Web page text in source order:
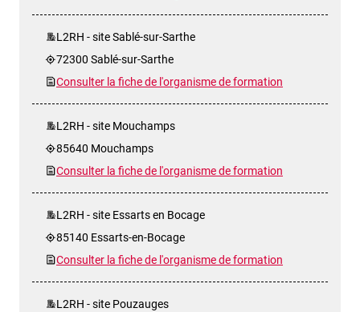
L2RH - site Sablé-sur-Sarthe
72300 Sablé-sur-Sarthe
Consulter la fiche de l'organisme de formation
L2RH - site Mouchamps
85640 Mouchamps
Consulter la fiche de l'organisme de formation
L2RH - site Essarts en Bocage
85140 Essarts-en-Bocage
Consulter la fiche de l'organisme de formation
L2RH - site Pouzauges